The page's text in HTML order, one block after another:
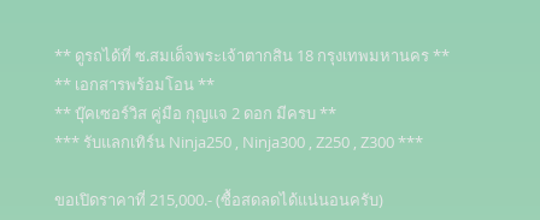
** ดูรถได้ที่ ซ.สมเด็จพระเจ้าตากสิน 18 กรุงเทพมหานคร **
** เอกสารพร้อมโอน **
** บุ๊คเซอร์วิส คู่มือ กุญแจ 2 ดอก มีครบ **
*** รับแลกเทิร์น Ninja250 , Ninja300 , Z250 , Z300 ***
ขอเปิดราคาที่ 215,000.- (ซื้อสดลดได้แน่นอนครับ)